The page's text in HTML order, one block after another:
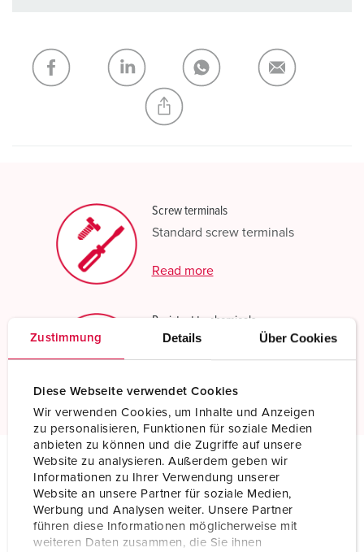
Zustimmung Details Über Cookies
Diese Webseite verwendet Cookies
Wir verwenden Cookies, um Inhalte und Anzeigen
zu personalisieren, Funktionen für soziale Medien
anbieten zu können und die Zugriffe auf unsere
Website zu analysieren. Außerdem geben wir
Informationen zu Ihrer Verwendung unserer
Website an unsere Partner für soziale Medien,
Werbung und Analysen weiter. Unsere Partner
führen diese Informationen möglicherweise mit
weiteren Daten zusammen, die Sie ihnen
My list ADD
CREATE A NEW LIST
Screw terminals
Standard screw terminals
Read more
Resistant to chemicals
Increased chemical resistance
Technical specifications
Wall mounted receptacle 9591
Ampere 32 A